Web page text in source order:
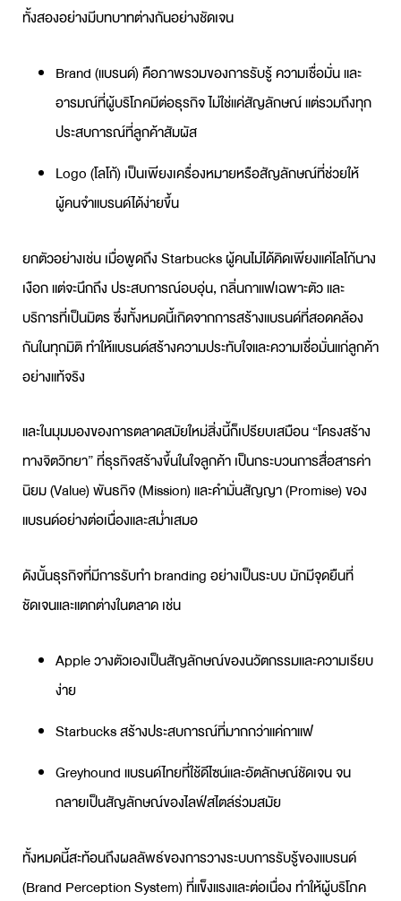
ทั้งสองอย่างมีบทบาทต่างกันอย่างชัดเจน
Brand (แบรนด์) คือภาพรวมของการรับรู้ ความเชื่อมั่น และ
อารมณ์ที่ผู้บริโภคมีต่อธุรกิจ ไม่ใช่แค่สัญลักษณ์ แต่รวมถึงทุก
ประสบการณ์ที่ลูกค้าสัมผัส
Logo (โลโก้) เป็นเพียงเครื่องหมายหรือสัญลักษณ์ที่ช่วยให้
ผู้คนจำแบรนด์ได้ง่ายขึ้น
ยกตัวอย่างเช่น เมื่อพูดถึง Starbucks ผู้คนไม่ได้คิดเพียงแค่โลโก้นาง
เงือก แต่จะนึกถึง ประสบการณ์อบอุ่น, กลิ่นกาแฟเฉพาะตัว และ
บริการที่เป็นมิตร ซึ่งทั้งหมดนี้เกิดจากการสร้างแบรนด์ที่สอดคล้อง
กันในทุกมิติ ทำให้แบรนด์สร้างความประทับใจและความเชื่อมั่นแก่ลูกค้า
อย่างแท้จริง
และในมุมมองของการตลาดสมัยใหม่สิ่งนี้ก็เปรียบเสมือน “โครงสร้าง
ทางจิตวิทยา” ที่ธุรกิจสร้างขึ้นในใจลูกค้า เป็นกระบวนการสื่อสารค่า
นิยม (Value) พันธกิจ (Mission) และคำมั่นสัญญา (Promise) ของ
แบรนด์อย่างต่อเนื่องและสม่ำเสมอ
ดังนั้นธุรกิจที่มีการรับทำ brandingอย่างเป็นระบบ มักมีจุดยืนที่
ชัดเจนและแตกต่างในตลาด เช่น
Apple วางตัวเองเป็นสัญลักษณ์ของนวัตกรรมและความเรียบ
ง่าย
Starbucks สร้างประสบการณ์ที่มากกว่าแค่กาแฟ
Greyhound แบรนด์ไทยที่ใช้ดีไซน์และอัตลักษณ์ชัดเจน จน
กลายเป็นสัญลักษณ์ของไลฟ์สไตล์ร่วมสมัย
ทั้งหมดนี้สะท้อนถึงผลลัพธ์ของการวางระบบการรับรู้ของแบรนด์
(Brand Perception System) ที่แข็งแรงและต่อเนื่อง ทำให้ผู้บริโภค